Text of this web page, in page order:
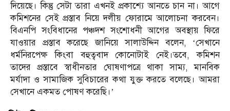
দিয়েছে। কিন্তু সেটা তারা এখনই প্রকাশ্যে আনতে চান না। আগে
কমিশনের সেই প্রস্তাব নিয়ে দলীয় ফোরামে আলোচনা করবেন।
বিএনপি সংবিধানের পঞ্চদশ সংশোধনী আগের অবস্থায় ফিরে
যাওয়ার প্রস্তাব করেছে জানিয়ে সালাউদ্দিন বলেন, ‘সেখানে
ধর্মনিরপেক্ষ কিংবা বহুত্ববাদ কোনোটাই নেই।তবে, কমিশন
তাদের প্রস্তাবে স্বাধীনতার ঘোষণাপত্রে থাকা সাম্য, মানবিক
মর্যাদা ও সামাজিক সুবিচারের কথা যুক্ত করতে বলেছে। আমরা
সেখানে একমত পোষণ করেছি।’